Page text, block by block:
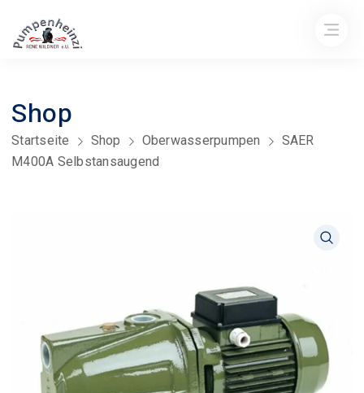
Shop
Startseite Shop Oberwasserpumpen
SAER
M400A Selbstansaugend